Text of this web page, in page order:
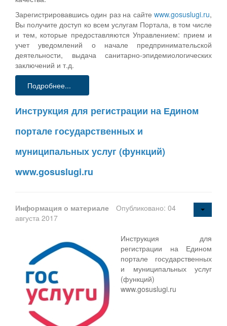
Зарегистрировавшись один раз на сайте www.gosuslugi.ru,
Вы получите доступ ко всем услугам Портала, в том числе
и тем, которые предоставляются Управлением: прием и
учет уведомлений о начале предпринимательской
деятельности, выдача санитарно-эпидемиологических
заключений и т.д.
Подробнее...
Инструкция для регистрации на Едином
портале государственных и
муниципальных услуг (функций)
www.gosuslugi.ru
Информация о материале
Опубликовано: 04
августа 2017
Инструкция для
регистрации на Едином
портале государственных
и муниципальных услуг
(функций)
www.gosuslugi.ru